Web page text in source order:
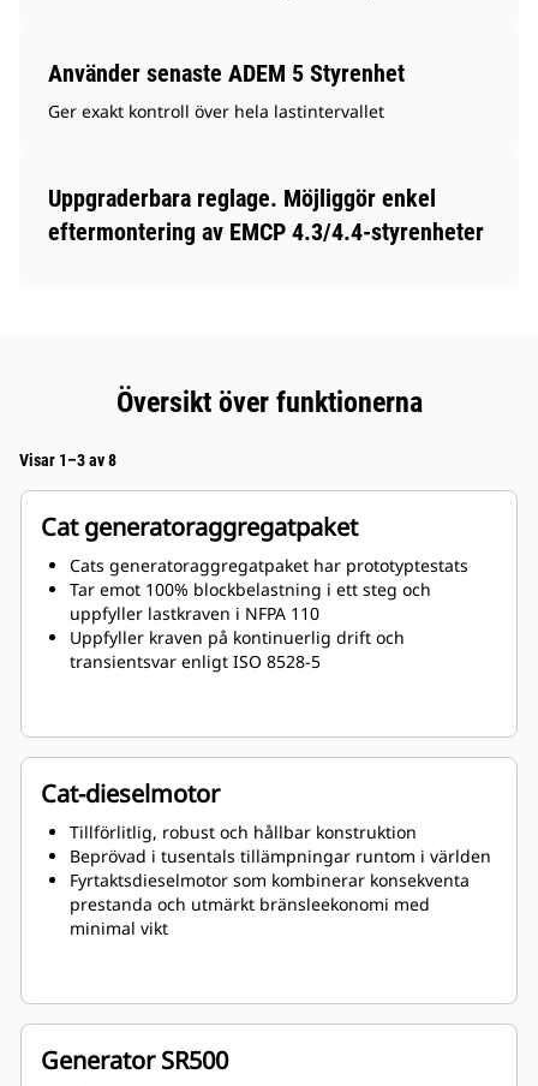
Använder senaste ADEM 5 Styrenhet
Ger exakt kontroll över hela lastintervallet
Uppgraderbara reglage. Möjliggör enkel
eftermontering av EMCP 4.3/4.4-styrenheter
Översikt över funktionerna
Visar 1–3 av 8
Cat generatoraggregatpaket
Cats generatoraggregatpaket har prototyptestats
Tar emot 100% blockbelastning i ett steg och
uppfyller lastkraven i NFPA 110
Uppfyller kraven på kontinuerlig drift och
transientsvar enligt ISO 8528-5
Cat-dieselmotor
Tillförlitlig, robust och hållbar konstruktion
Beprövad i tusentals tillämpningar runtom i världen
Fyrtaktsdieselmotor som kombinerar konsekventa
prestanda och utmärkt bränsleekonomi med
minimal vikt
Generator SR500